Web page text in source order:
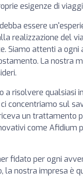
esigenze di
essere
realizzazione del
Siamo attenti a ogni
La nostra
risolvere qualsiasi
concentriamo sul
un trattamento
come Afidium
fidato per ogni
la nostra impresa è